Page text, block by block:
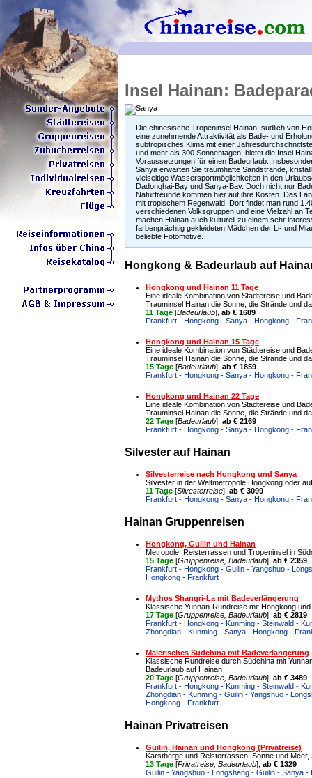
Insel Hainan:
Die chinesische Tropeninsel Hainan, südlich von
eine zunehmende Attraktivität als Bade- und
subtropisches Klima mit einer
und mehr als 300 Sonnentagen, bietet die Insel
Voraussetzungen für einen Badeurlaub.
Sanya erwarten Sie traumhafte Sandstrände,
vielseitige Wassersportmöglichkeiten in den
Dadonghai-Bay und Sanya-Bay. Doch nicht nur
Naturfreunde kommen hier auf ihre Kosten. Das
mit tropischem Regenwald. Dort findet man rund
verschiedenen Volksgruppen und eine Vielzahl an
machen Hainan auch kulturell zu einem sehr
farbenprächtig gekleideten Mädchen der Li- und
beliebte Fotomotive.
Hongkong & Badeurlaub auf
Hongkong und Hainan 11 Tage
Eine ideale Kombination von Städtereise und
Trauminsel Hainan die Sonne, die Strände und
11 Tage [Badeurlaub], ab € 1689
Frankfurt - Hongkong - Sanya - Hongkong -
Hongkong und Hainan 15 Tage
Eine ideale Kombination von Städtereise und
Trauminsel Hainan die Sonne, die Strände und
15 Tage [Badeurlaub], ab € 1859
Frankfurt - Hongkong - Sanya - Hongkong -
Hongkong und Hainan 22 Tage
Eine ideale Kombination von Städtereise und
Trauminsel Hainan die Sonne, die Strände und
22 Tage [Badeurlaub], ab € 2169
Frankfurt - Hongkong - Sanya - Hongkong -
Silvester auf Hainan
Silvesterreise nach Hongkong und Sanya
Silvester in der Weltmetropole Hongkong oder
11 Tage [Silvesterreise], ab € 3099
Frankfurt - Hongkong - Sanya - Hongkong -
Hainan Gruppenreisen
Hongkong, Guilin und Hainan
Metropole, Reisterrassen und Tropeninsel in
15 Tage [Gruppenreise, Badeurlaub], ab € 2359
Frankfurt - Hongkong - Guilin - Yangshuo -
Hongkong - Frankfurt
Mythos Shangri-La mit Badeverlängerung
Klassische Yunnan-Rundreise mit Hongkong
17 Tage [Gruppenreise, Badeurlaub], ab € 2819
Frankfurt - Hongkong - Kunming - Steinwald -
Zhongdian - Kunming - Sanya - Hongkong -
Malerisches Südchina mit Badeverlängerung
Klassische Rundreise durch Südchina mit
Badeurlaub auf Hainan
20 Tage [Gruppenreise, Badeurlaub], ab € 3489
Frankfurt - Hongkong - Kunming - Steinwald -
Zhongdian - Kunming - Guilin - Yangshuo -
Hongkong - Frankfurt
Hainan Privatreisen
Guilin, Hainan und Hongkong (Privatreise)
Karstberge und Reisterrassen, Sonne und Meer,
13 Tage [Privatreise, Badeurlaub], ab € 1329
Guilin - Yangshuo - Longsheng - Guilin - Sanya -